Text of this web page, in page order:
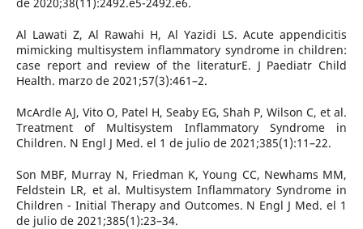
Al Lawati Z, Al Rawahi H, Al Yazidi LS. Acute appendicitis
mimicking multisystem inflammatory syndrome in children:
case report and review of the literaturE. J Paediatr Child
Health. marzo de 2021;57(3):461–2.
McArdle AJ, Vito O, Patel H, Seaby EG, Shah P, Wilson C, et al.
Treatment of Multisystem Inflammatory Syndrome in
Children. N Engl J Med. el 1 de julio de 2021;385(1):11–22.
Son MBF, Murray N, Friedman K, Young CC, Newhams MM,
Feldstein LR, et al. Multisystem Inflammatory Syndrome in
Children - Initial Therapy and Outcomes. N Engl J Med. el 1
de julio de 2021;385(1):23–34.